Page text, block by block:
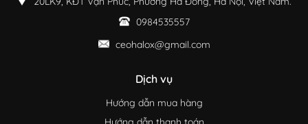
0984535557
ceohalox@gmail.com
Dịch vụ
Hướng dẫn mua hàng